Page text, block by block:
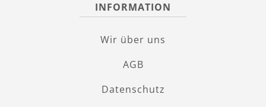
INFORMATION
Wir über uns
AGB
Datenschutz